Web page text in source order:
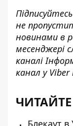
не
новинами в
месенджері
каналі
канал у
Блекаут в